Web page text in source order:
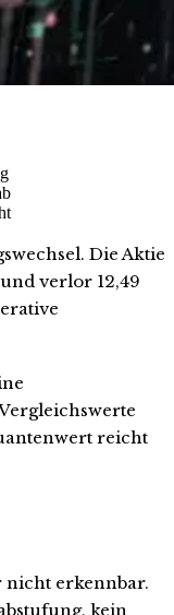
Die Aktie
verlor 12,49
reicht
nicht erkennbar.
kein